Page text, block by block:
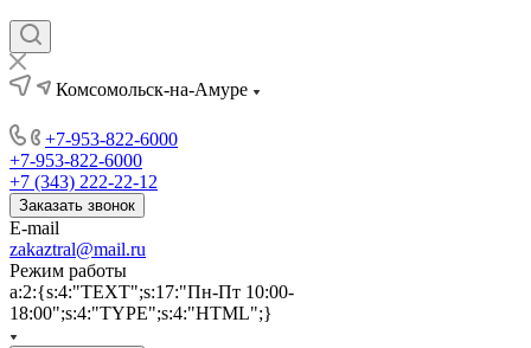
Комсомольск-на-Амуре
+7-953-822-6000
+7-953-822-6000
+7 (343) 222-22-12
Заказать звонок
E-mail
zakaztral@mail.ru
Режим работы
a:2:{s:4:"TEXT";s:17:"Пн-Пт 10:00-
18:00";s:4:"TYPE";s:4:"HTML";}